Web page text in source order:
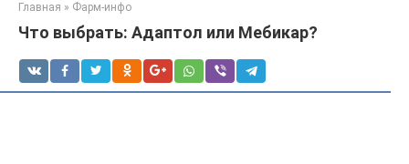
Главная » Фарм-инфо
Что выбрать: Адаптол или Мебикар?